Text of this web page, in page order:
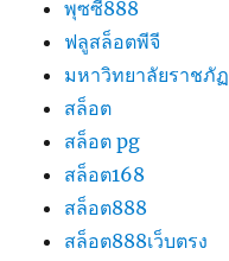
พุซซี่888
ฟลูสล็อตพีจี
มหาวิทยาลัยราชภัฏ
สล็อต
สล็อต pg
สล็อต168
สล็อต888
สล็อต888เว็บตรง